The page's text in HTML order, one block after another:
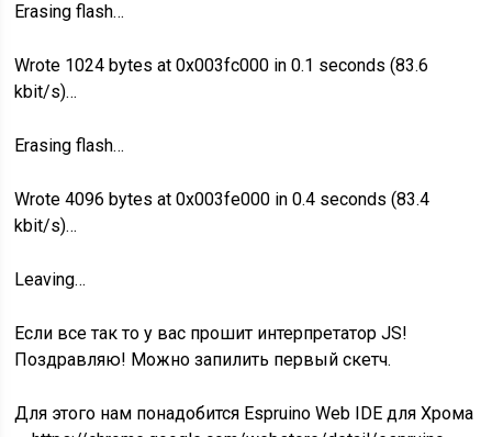
Erasing flash…
Wrote 1024 bytes at 0x003fc000 in 0.1 seconds (83.6
kbit/s)…
Erasing flash…
Wrote 4096 bytes at 0x003fe000 in 0.4 seconds (83.4
kbit/s)…
Leaving…
Если все так то у вас прошит интерпретатор JS!
Поздравляю! Можно запилить первый скетч.
Для этого нам понадобится Espruino Web IDE для Хрома